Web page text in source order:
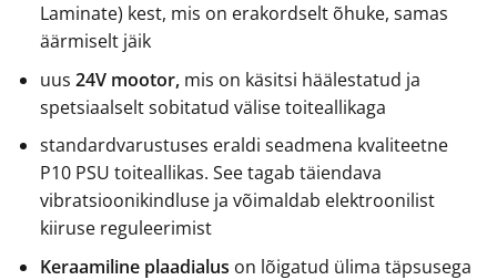
Laminate) kest, mis on erakordselt õhuke, samas
äärmiselt jäik
uus 24V mootor,mis on käsitsi häälestatud ja
spetsiaalselt sobitatud välise toiteallikaga
standardvarustuses eraldi seadmena kvaliteetne
P10 PSU toiteallikas. See tagab täiendava
vibratsioonikindluse ja võimaldab elektroonilist
kiiruse reguleerimist
Keraamiline plaadialus on lõigatud ülima täpsusega